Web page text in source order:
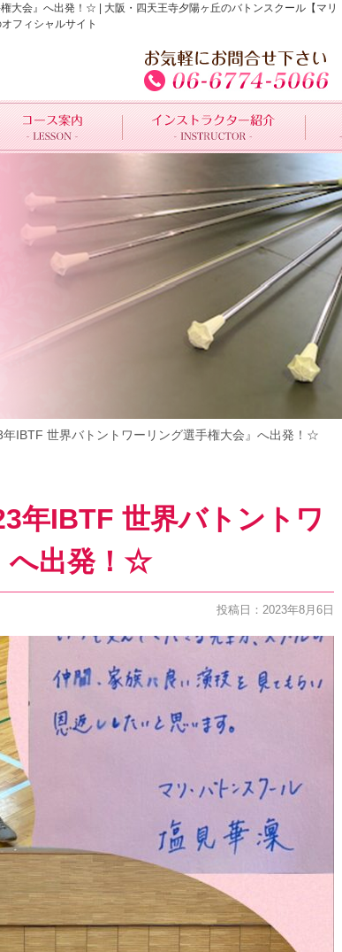
大会』へ出発！☆ | 大阪・四天王寺夕陽ヶ丘のバトンスクール【マ
フィシャルサイト
IBTF 世界バトントワーリング選手権大会』へ出発！☆
年IBTF 世界バトントワ
へ出発！☆
投稿日：2023年8月6日